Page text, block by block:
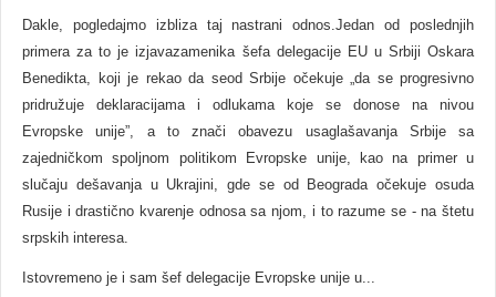
Dakle, pogledajmo izbliza taj nastrani odnos.Jedan od poslednjih
primera za to je izjavazamenika šefa delegacije EU u Srbiji Oskara
Benedikta, koji je rekao da seod Srbije očekuje „da se progresivno
pridružuje deklaracijama i odlukama koje se donose na nivou
Evropske unije”, a to znači obavezu usaglašavanja Srbije sa
zajedničkom spolјnom politikom Evropske unije, kao na primer u
slučaju dešavanja u Ukrajini, gde se od Beograda očekuje osuda
Rusije i drastično kvarenje odnosa sa njom, i to razume se - na štetu
srpskih interesa.
Istovremeno je i sam šef delegacije Evropske unije u...